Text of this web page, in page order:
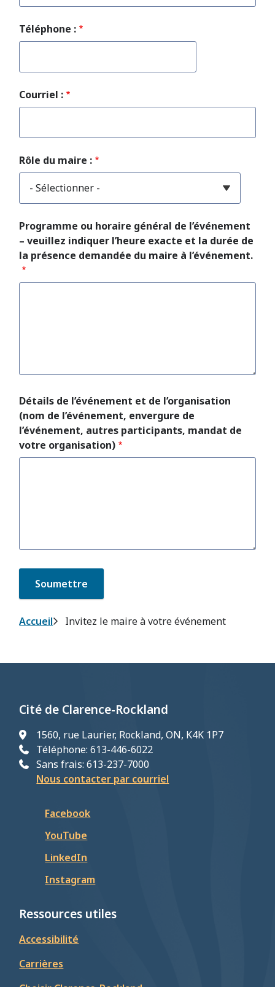
Téléphone :
Courriel :
Rôle du maire :
Programme ou horaire général de l’événement
– veuillez indiquer l’heure exacte et la durée de
la présence demandée du maire à l’événement.
Détails de l’événement et de l’organisation
(nom de l’événement, envergure de
l’événement, autres participants, mandat de
votre organisation)
Fil
Accueil Invitez le maire à votre événement
Cité de Clarence-Rockland
1560, rue Laurier, Rockland, ON, K4K 1P7
Téléphone: 613-446-6022
Sans frais: 613-237-7000
Nous contacter par courriel
Facebook
YouTube
LinkedIn
Instagram
Ressources utiles
Accessibilité
Carrières